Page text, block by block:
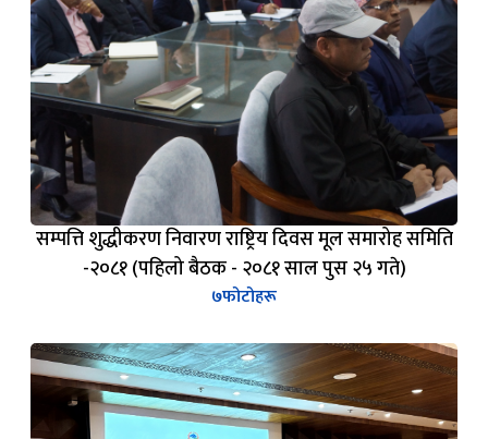
सम्पत्ति शुद्धीकरण निवारण राष्ट्रिय दिवस मूल समारोह समिति
-२०८१ (पहिलो बैठक - २०८१ साल पुस २५ गते)
७फोटोहरू